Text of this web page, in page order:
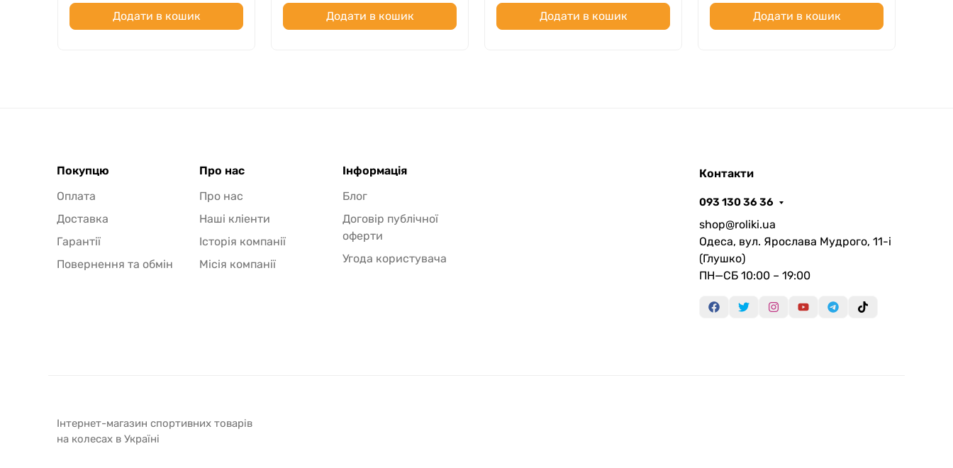
Додати в кошик Додати в кошик Додати в кошик Додати в кошик
Покупцю
Оплата
Доставка
Гарантії
Повернення та обмін
Про нас
Про нас
Наші кліенти
Історія компанії
Місія компанії
Інформація
Блог
Договір публічної
оферти
Угода користувача
Контакти
093 130 36 36
shop@roliki.ua
Одеса, вул. Ярослава Мудрого, 11-i
(Глушко)
ПН—СБ 10:00 – 19:00
Інтернет-магазин спортивних товарів
на колесах в Україні